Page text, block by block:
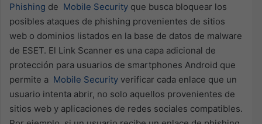
Phishing de Mobile Security que busca bloquear los
posibles ataques de phishing provenientes de sitios
web o dominios listados en la base de datos de malware
de ESET. El Link Scanner es una capa adicional de
protección para usuarios de smartphones Android que
permite a Mobile Security verificar cada enlace que un
usuario intenta abrir, no solo aquellos provenientes de
sitios web y aplicaciones de redes sociales compatibles.